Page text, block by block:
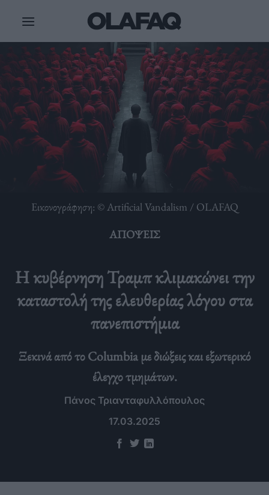
Εικονογράφηση: © Artificial Vandalism / OLAFAQ
ΑΠΌΨΕΙΣ
Η κυβέρνηση Τραμπ κλιμακώνει την
καταστολή της ελευθερίας λόγου στα
πανεπιστήμια
Ξεκινά από το Columbia με διώξεις και εξωτερικό
έλεγχο τμημάτων.
Πάνος Τριανταφυλλόπουλος
17.03.2025